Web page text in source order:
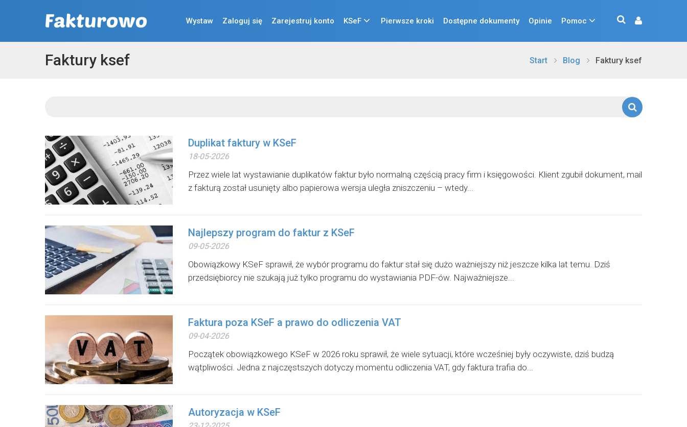
Wystaw Zaloguj się Zarejestruj konto KSeF Pierwsze kroki Dostępne dokumenty Opinie Pomoc
Faktury ksef Start Blog Faktury ksef
Duplikat faktury w KSeF
18-05-2026
Przez wiele lat wystawianie duplikatów faktur było normalną częścią pracy firm i księgowości. Klient zgubił dokument, mail
z fakturą został usunięty albo papierowa wersja uległa zniszczeniu – wtedy...
Najlepszy program do faktur z KSeF
09-05-2026
Obowiązkowy KSeF sprawił, że wybór programu do faktur stał się dużo ważniejszy niż jeszcze kilka lat temu. Dziś
przedsiębiorcy nie szukają już tylko programu do wystawiania PDF-ów. Najważniejsze...
Faktura poza KSeF a prawo do odliczenia VAT
09-04-2026
Początek obowiązkowego KSeF w 2026 roku sprawił, że wiele sytuacji, które wcześniej były oczywiste, dziś budzą
wątpliwości. Jedna z najczęstszych dotyczy momentu odliczenia VAT, gdy faktura trafia do...
Autoryzacja w KSeF